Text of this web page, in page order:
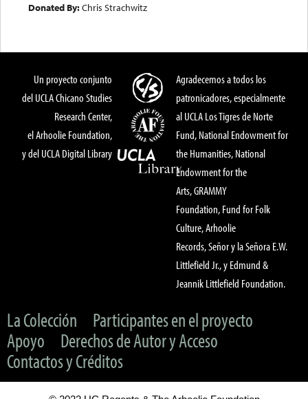
Donated By:Chris Strachwitz
Un proyecto conjunto
del UCLA Chicano Studies
Research Center,
el Arhoolie Foundation,
y del UCLA Digital Library
Agradecemos a todos los
patronicadores, especialmente
al UCLA Los Tigres de Norte
Fund, National Endowment for
the Humanities, National
Endowment for the
Arts, GRAMMY
Foundation, Fund for Folk
Culture, Arhoolie
Records, Señor y la Señora E.W.
Littlefield Jr., y Edmund &
Jeannik Littlefield Foundation.
La Colección
Participantes en el proyecto
Apoyo
Derechos de Autor y Acceso
Contactos y Créditos